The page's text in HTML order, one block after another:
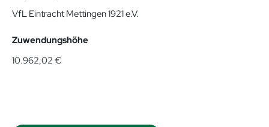
VfL Eintracht Mettingen 1921 e.V.
Zuwendungshöhe
10.962,02 €